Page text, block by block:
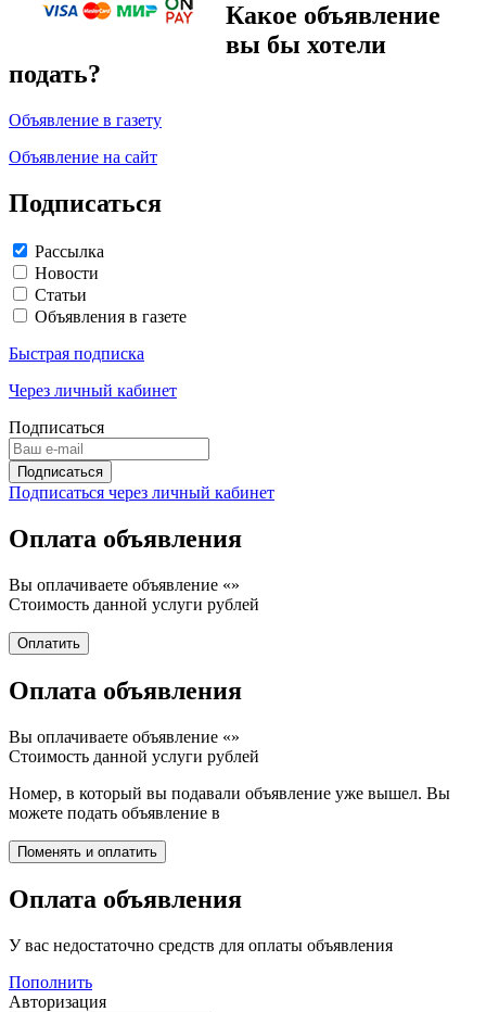
Какое объявление
вы бы хотели
подать?
Объявление в газету
Объявление на сайт
Подписаться
Рассылка
Новости
Статьи
Объявления в газете
Быстрая подписка
Через личный кабинет
Подписаться
Подписаться через личный кабинет
Оплата объявления
Вы оплачиваете объявление «»
Стоимость данной услуги рублей
Оплата объявления
Вы оплачиваете объявление «»
Стоимость данной услуги рублей
Номер, в который вы подавали объявление уже вышел. Вы
можете подать объявление в
Оплата объявления
У вас недостаточно средств для оплаты объявления
Пополнить
Авторизация